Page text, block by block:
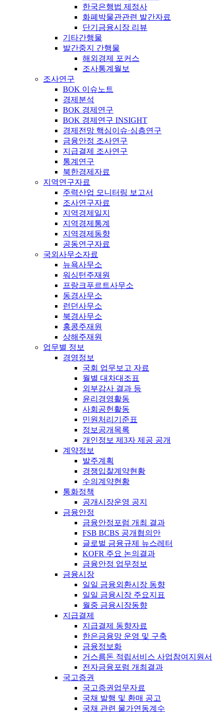
한국은행법 제정사
화폐박물관관련 발간자료
단기금융시장 리뷰
기타간행물
발간중지 간행물
해외경제 포커스
조사통계월보
조사연구
BOK 이슈노트
경제분석
BOK 경제연구
BOK 경제연구 INSIGHT
경제전망 핵심이슈·심층연구
금융안정 조사연구
지급결제 조사연구
통계연구
북한경제자료
지역연구자료
주력산업 모니터링 보고서
조사연구자료
지역경제일지
지역경제통계
지역경제동향
공동연구자료
국외사무소자료
뉴욕사무소
워싱턴주재원
프랑크푸르트사무소
동경사무소
런던사무소
북경사무소
홍콩주재원
상해주재원
업무별 정보
경영정보
국회 업무보고 자료
월별 대차대조표
외부감사 결과 등
윤리경영활동
사회공헌활동
민원처리기준표
정보공개목록
개인정보 제3자 제공 공개
계약정보
발주계획
경쟁입찰계약현황
수의계약현황
통화정책
공개시장운영 공지
금융안정
금융안정포럼 개최 결과
FSB BCBS 공개협의안
글로벌 금융규제 뉴스레터
KOFR 주요 논의결과
금융안정 업무정보
금융시장
일일 금융외환시장 동향
일일 금융시장 주요지표
월중 금융시장동향
지급결제
지급결제 동향자료
한은금융망 운영 및 구축
금융정보화
거스름돈 적립서비스 사업참여지원서
전자금융포럼 개최결과
국고증권
국고증권업무자료
국채 발행 및 환매 공고
국채 관련 물가연동계수